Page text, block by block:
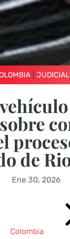
|
de
Ene 30, 2026
Colombia